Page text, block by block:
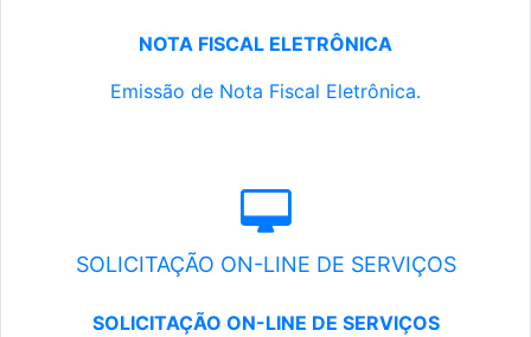
NOTA FISCAL ELETRÔNICA
Emissão de Nota Fiscal Eletrônica.
SOLICITAÇÃO ON-LINE DE SERVIÇOS
SOLICITAÇÃO ON-LINE DE SERVIÇOS